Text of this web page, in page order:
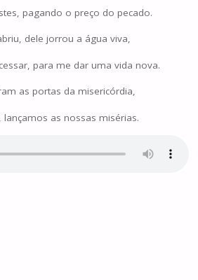
pagando o preço do pecado.
dele jorrou a água viva,
para me dar uma vida nova.
as portas da misericórdia,
as nossas misérias.